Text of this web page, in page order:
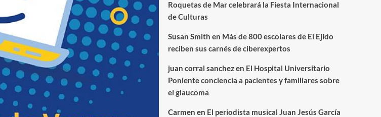
Roquetas de Mar celebrará la Fiesta Internacional
de Culturas
Susan Smith en Más de 800 escolares de El Ejido
reciben sus carnés de ciberexpertos
juan corral sanchezen El Hospital Universitario
Poniente conciencia a pacientes y familiares sobre
el glaucoma
Carmen en El periodista musical Juan Jesús García